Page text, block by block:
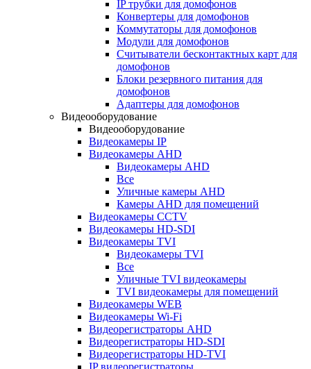
IP трубки для домофонов
Конвертеры для домофонов
Коммутаторы для домофонов
Модули для домофонов
Считыватели бесконтактных карт для
домофонов
Блоки резервного питания для
домофонов
Адаптеры для домофонов
Видеооборудование
Видеооборудование
Видеокамеры IP
Видеокамеры AHD
Видеокамеры AHD
Все
Уличные камеры AHD
Камеры AHD для помещений
Видеокамеры CCTV
Видеокамеры HD-SDI
Видеокамеры TVI
Видеокамеры TVI
Все
Уличные TVI видеокамеры
TVI видеокамеры для помещений
Видеокамеры WEB
Видеокамеры Wi-Fi
Видеорегистраторы AHD
Видеорегистраторы HD-SDI
Видеорегистраторы HD-TVI
IP видеорегистраторы